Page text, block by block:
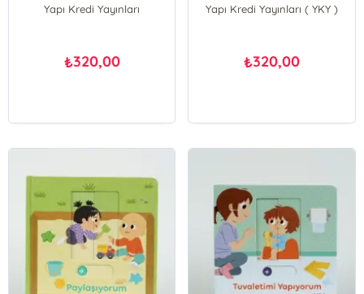
Yapı Kredi Yayınları
₺320,00
Yapı Kredi Yayınları ( YKY )
₺320,00